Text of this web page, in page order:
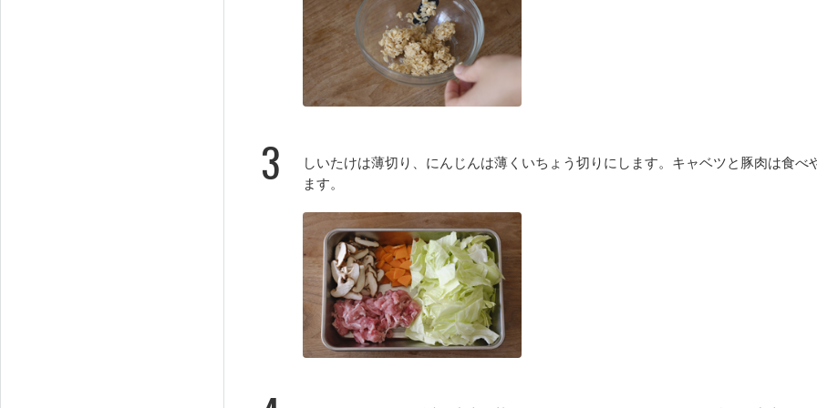
3
しいたけは薄切り、にんじんは薄くいちょう切りにします。キャベツと豚肉は食べ
ます。